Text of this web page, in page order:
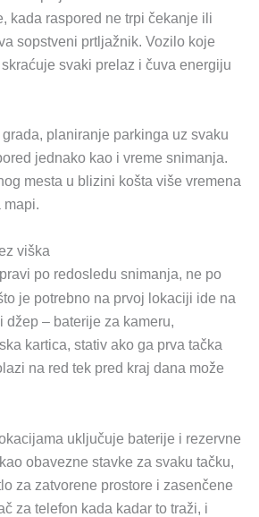
kada raspored ne trpi čekanje ili
sopstveni prtljažnik. Vozilo koje
svaki prelaz i čuva energiju
planiranje parkinga uz svaku
jednako kao i vreme snimanja.
mesta u blizini košta više vremena
mapi.
viška
po redosledu snimanja, ne po
je potrebno na prvoj lokaciji ide na
džep – baterije za kameru,
kartica, stativ ako ga prva tačka
na red tek pred kraj dana može
uključuje baterije i rezervne
obavezne stavke za svaku tačku,
za zatvorene prostore i zasenčene
za telefon kada kadar to traži, i